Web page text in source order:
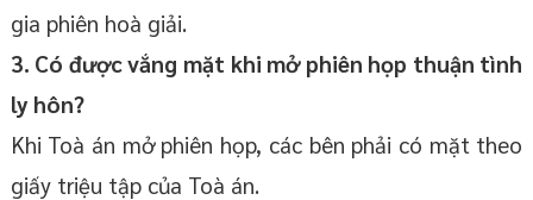
gia phiên hoà giải.
3. Có được vắng mặt khi mở phiên họp thuận tình
ly hôn?
Khi Toà án mở phiên họp, các bên phải có mặt theo
giấy triệu tập của Toà án.